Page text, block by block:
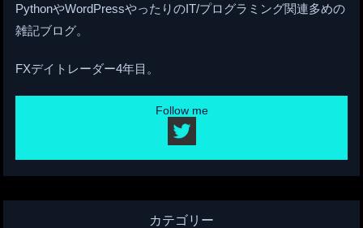
PythonやWordPressやったりのIT/プログラミング関連多めの
雑記ブログ。
FXデイトレーダー4年目。
Follow me
カテゴリー